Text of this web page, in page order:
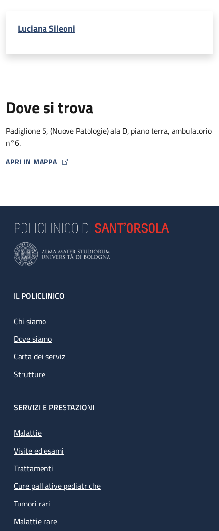
Luciana Sileoni
Dove si trova
Padiglione 5, (Nuove Patologie) ala D, piano terra, ambulatorio
n°6.
APRI IN MAPPA
MAP ICON
Footer
IL POLICLINICO
Chi siamo
Dove siamo
Carta dei servizi
Strutture
SERVIZI E PRESTAZIONI
Malattie
Visite ed esami
Trattamenti
Cure palliative pediatriche
Tumori rari
Malattie rare